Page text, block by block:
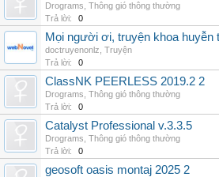
Drograms Thông gió thông thường
Trả lời:
0
Mọi người ơi, truyện khoa huyễn
doctruyenonlz Truyện
Trả lời:
0
ClassNK PEERLESS 2019.2 2
Drograms Thông gió thông thường
Trả lời:
0
Catalyst Professional v.3.3.5
Drograms Thông gió thông thường
Trả lời:
0
geosoft oasis montaj 2025 2